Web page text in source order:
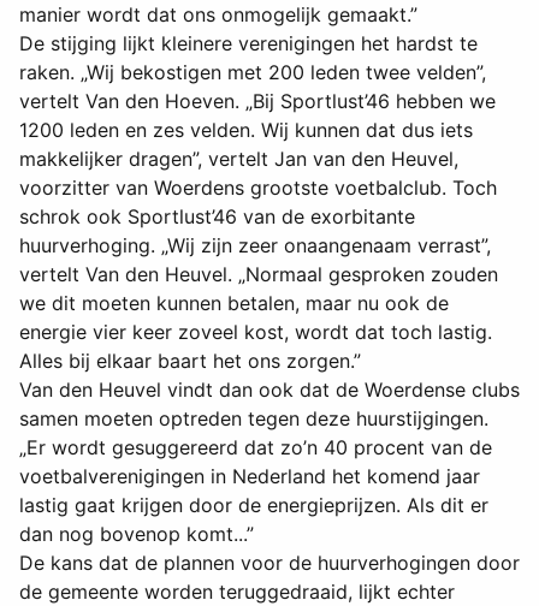
manier wordt dat ons onmogelijk gemaakt.”
De stijging lijkt kleinere verenigingen het hardst te
raken. „Wij bekostigen met 200 leden twee velden”,
vertelt Van den Hoeven. „Bij Sportlust’46 hebben we
1200 leden en zes velden. Wij kunnen dat dus iets
makkelijker dragen”, vertelt Jan van den Heuvel,
voorzitter van Woerdens grootste voetbalclub. Toch
schrok ook Sportlust’46 van de exorbitante
huurverhoging. „Wij zijn zeer onaangenaam verrast”,
vertelt Van den Heuvel. „Normaal gesproken zouden
we dit moeten kunnen betalen, maar nu ook de
energie vier keer zoveel kost, wordt dat toch lastig.
Alles bij elkaar baart het ons zorgen.”
Van den Heuvel vindt dan ook dat de Woerdense clubs
samen moeten optreden tegen deze huurstijgingen.
„Er wordt gesuggereerd dat zo’n 40 procent van de
voetbalverenigingen in Nederland het komend jaar
lastig gaat krijgen door de energieprijzen. Als dit er
dan nog bovenop komt...”
De kans dat de plannen voor de huurverhogingen door
de gemeente worden teruggedraaid, lijkt echter